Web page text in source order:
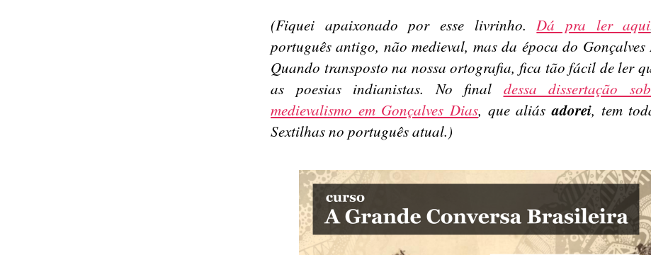
(Fiquei apaixonado por esse livrinho.Dá pra ler aqui
português antigo, não medieval, mas da época do Gonçalves
Quando transposto na nossa ortografia, fica tão fácil de ler
as poesias indianistas. No final dessa dissertação
medievalismo em Gonçalves Dias, que aliásadorei, tem
Sextilhas no português atual.)